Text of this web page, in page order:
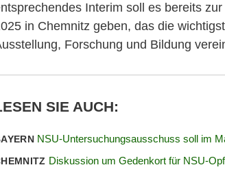
Interim soll es bereits
in Chemnitz geben, das die
Forschung und Bildung
SIE AUCH:
NSU-Untersuchungsausschuss soll im
Diskussion um Gedenkort für NSU-